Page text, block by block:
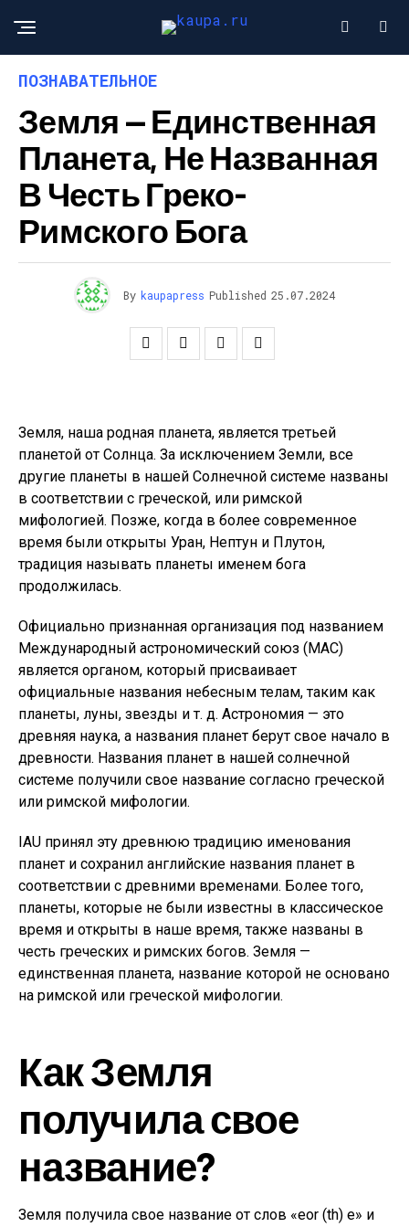
ПОЗНАВАТЕЛЬНОЕ
Земля — ​​единственная
Планета, Не Названная
В Честь Греко-
Римского Бога
By kaupapress Published 25.07.2024
Земля, наша родная планета, является третьей
планетой от Солнца. За исключением Земли, все
другие планеты в нашей Солнечной системе названы
в соответствии с греческой, или римской
мифологией. Позже, когда в более современное
время были открыты Уран, Нептун и Плутон,
традиция называть планеты именем бога
продолжилась.
Официально признанная организация под названием
Международный астрономический союз (МАС)
является органом, который присваивает
официальные названия небесным телам, таким как
планеты, луны, звезды и т. д. Астрономия — это
древняя наука, а названия планет берут свое начало в
древности. Названия планет в нашей солнечной
системе получили свое название согласно греческой
или римской мифологии.
IAU принял эту древнюю традицию именования
планет и сохранил английские названия планет в
соответствии с древними временами. Более того,
планеты, которые не были известны в классическое
время и открыты в наше время, также названы в
честь греческих и римских богов. Земля — ​​
единственная планета, название которой не основано
на римской или греческой мифологии.
Как Земля
получила свое
название?
Земля получила свое название от слов «eor (th) e» и